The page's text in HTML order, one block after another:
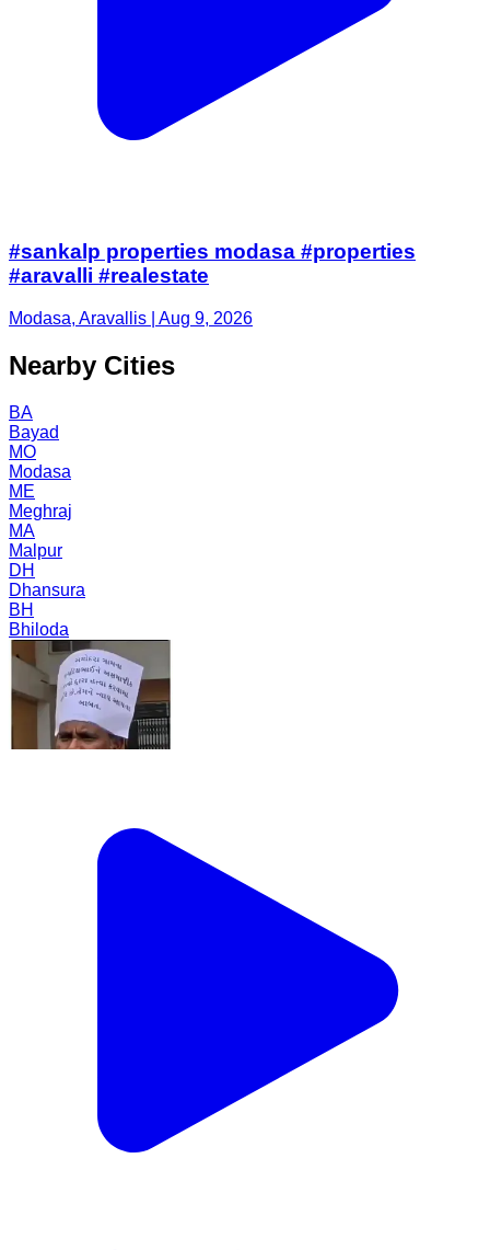
#sankalp properties modasa #properties
#aravalli #realestate
Modasa, Aravallis | Aug 9, 2026
Nearby Cities
BA
Bayad
MO
Modasa
ME
Meghraj
MA
Malpur
DH
Dhansura
BH
Bhiloda